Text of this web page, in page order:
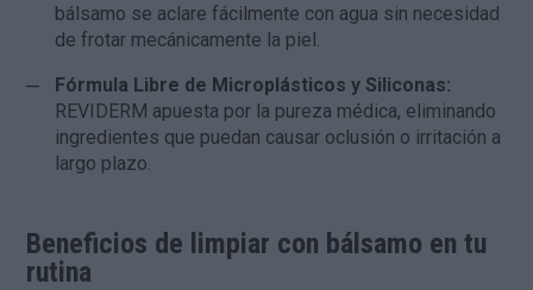
bálsamo se aclare fácilmente con agua sin necesidad
de frotar mecánicamente la piel.
Fórmula Libre de Microplásticos y Siliconas:
REVIDERM apuesta por la pureza médica, eliminando
ingredientes que puedan causar oclusión o irritación a
largo plazo.
Beneficios de limpiar con bálsamo en tu
rutina